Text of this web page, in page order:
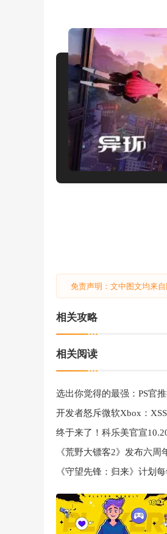
免责声明：文中图文均来
相关攻略
相关阅读
选出你觉得的最强：PS官
开发者怒斥微软Xbox：
终于来了！科乐美官宣
《荒野大镖客2》发布六
《守望先锋：归来》计划